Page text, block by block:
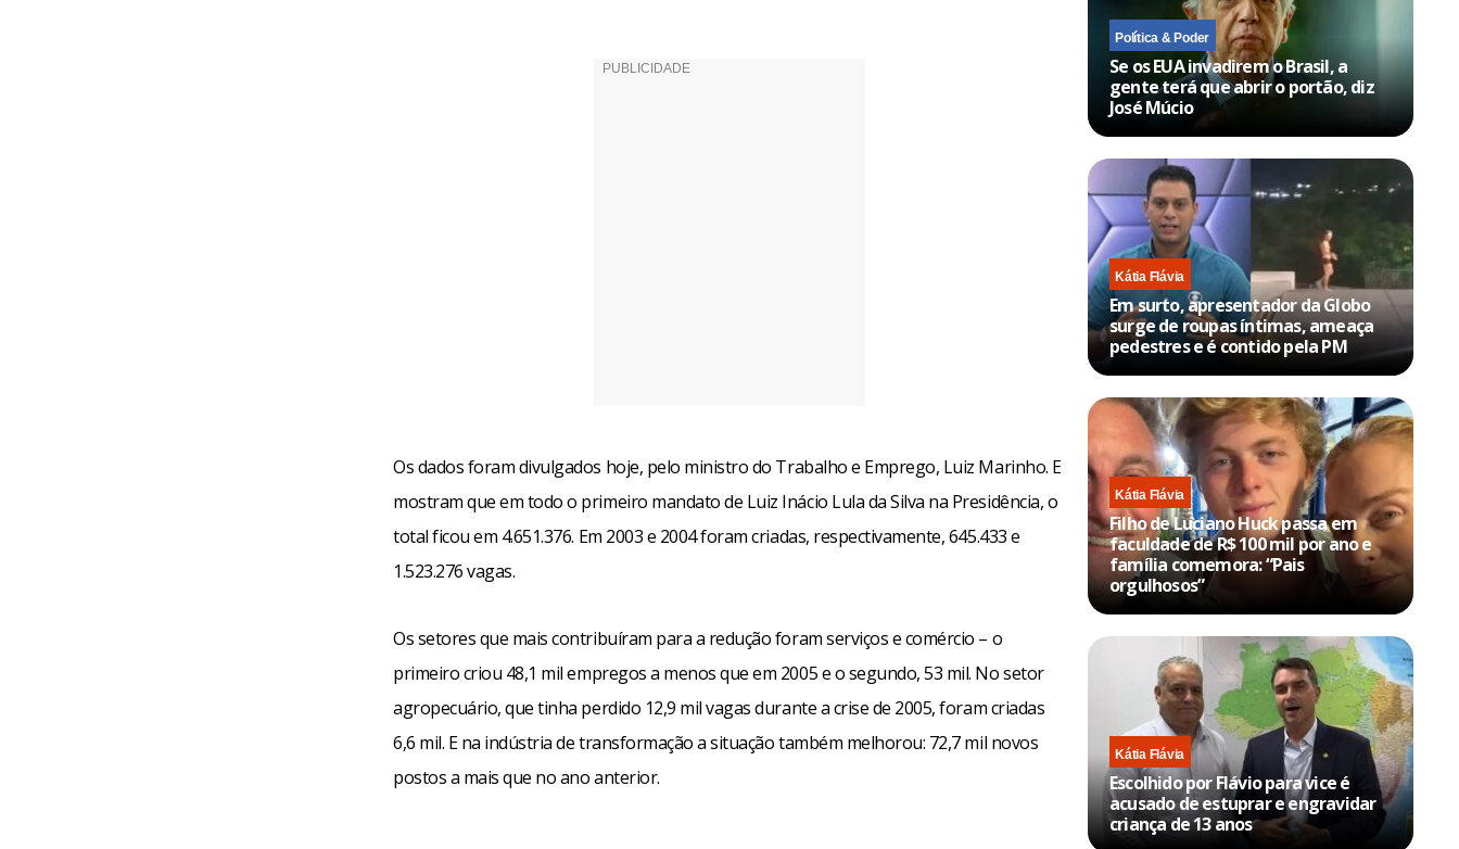
Os dados foram divulgados hoje, pelo ministro do Trabalho e Emprego, Luiz Marinho. E
mostram que em todo o primeiro mandato de Luiz Inácio Lula da Silva na Presidência, o
total ficou em 4.651.376. Em 2003 e 2004 foram criadas, respectivamente, 645.433 e
1.523.276 vagas.
Os setores que mais contribuíram para a redução foram serviços e comércio – o
primeiro criou 48,1 mil empregos a menos que em 2005 e o segundo, 53 mil. No setor
agropecuário, que tinha perdido 12,9 mil vagas durante a crise de 2005, foram criadas
6,6 mil. E na indústria de transformação a situação também melhorou: 72,7 mil novos
postos a mais que no ano anterior.
Política & Poder
Se os EUA invadirem o Brasil, a
gente terá que abrir o portão, diz
José Múcio
Kátia Flávia
Em surto, apresentador da Globo
surge de roupas íntimas, ameaça
pedestres e é contido pela PM
Kátia Flávia
Filho de Luciano Huck passa em
faculdade de R$ 100 mil por ano e
família comemora: “Pais
orgulhosos”
Kátia Flávia
Escolhido por Flávio para vice é
acusado de estuprar e engravidar
criança de 13 anos